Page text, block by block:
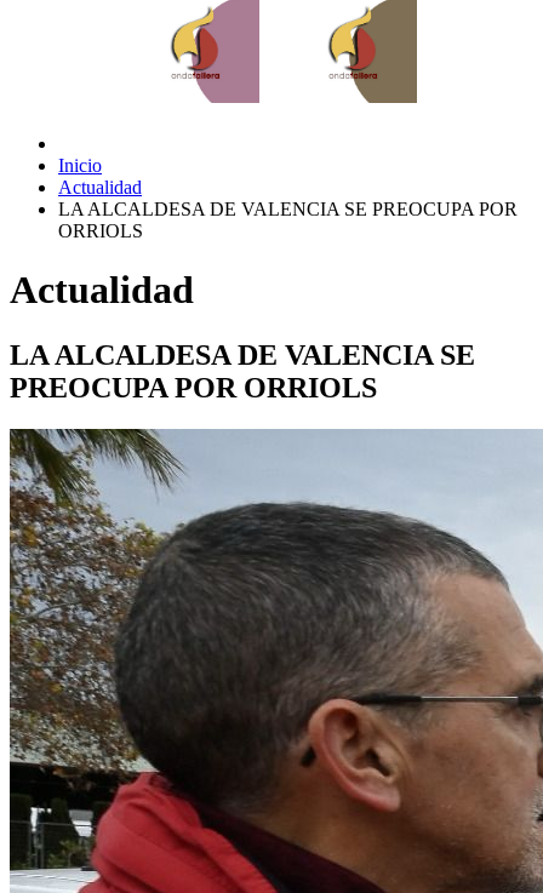
Inicio
Actualidad
LA ALCALDESA DE VALENCIA SE PREOCUPA POR
ORRIOLS
Actualidad
LA ALCALDESA DE VALENCIA SE
PREOCUPA POR ORRIOLS